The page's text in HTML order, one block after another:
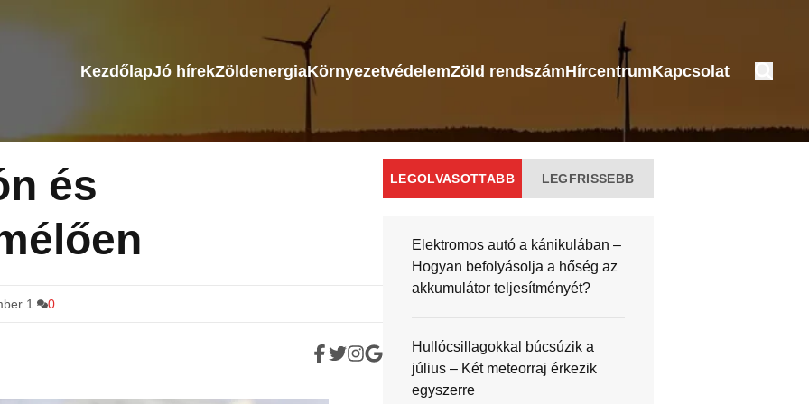
KezdőlapJó hírekZöldenergiaKörnyezetvédelemZöld rendszámHírcentrumKapcsolat
és
1. 0
LEGOLVASOTTABB LEGFRISSEBB
Elektromos autó a kánikulában –
Hogyan befolyásolja a hőség az
akkumulátor teljesítményét?
Hullócsillagokkal búcsúzik a
július – Két meteorraj érkezik
egyszerre